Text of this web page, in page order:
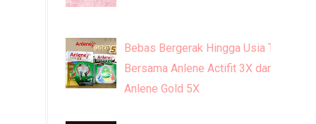
Bebas Bergerak Hingga Usia Tua
Bersama Anlene Actifit 3X dan
Anlene Gold 5X